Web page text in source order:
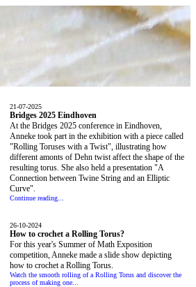
21-07-2025
Bridges 2025 Eindhoven
At the Bridges 2025 conference in Eindhoven,
Anneke took part in the exhibition with a piece called
"Rolling Toruses with a Twist", illustrating how
different amonts of Dehn twist affect the shape of the
resulting torus. She also held a presentation "A
Connection between Twine String and an Elliptic
Curve".
Continue reading...
26-10-2024
How to crochet a Rolling Torus?
For this year's Summer of Math Exposition
competition, Anneke made a slide show depicting
how to crochet a Rolling Torus.
Watch the smooth rolling of a Rolling Torus and discover the
process of making one...